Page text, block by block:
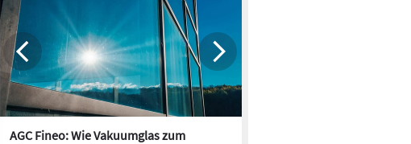
AGC Fineo: Wie Vakuumglas zum